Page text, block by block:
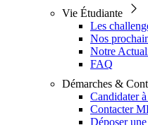
Vie Étudiante
Les
Nos
Notre
FAQ
Démarches &
Candidater
Contacter
Déposer